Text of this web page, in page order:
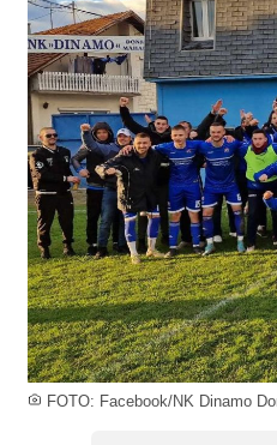
FOTO: Facebook/NK Dinamo